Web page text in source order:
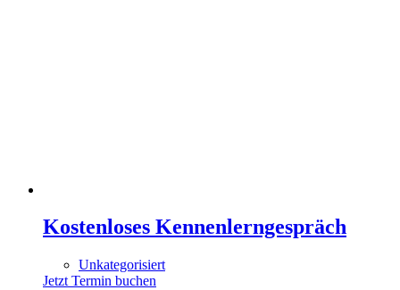
Kostenloses Kennenlerngespräch
Unkategorisiert
Jetzt Termin buchen